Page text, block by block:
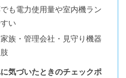
も電力使用量や室内機ラン
い
族・管理会社・見守り機器
気づいたときのチェックポ